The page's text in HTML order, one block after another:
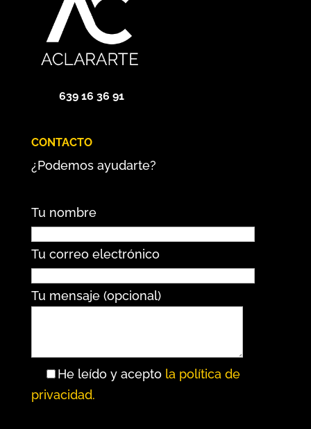
639 16 36 91
CONTACTO
¿Podemos ayudarte?
Tu nombre
Tu correo electrónico
Tu mensaje (opcional)
He leído y acepto la política de
privacidad.